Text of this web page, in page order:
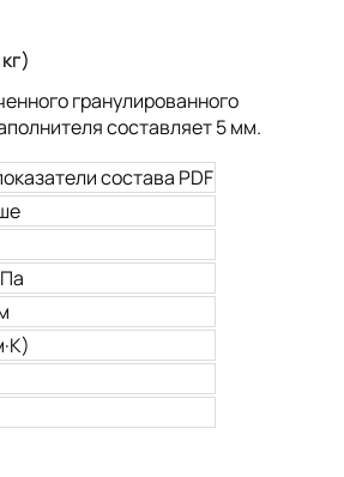
гранулированного
составляет 5 мм.
состава PDF